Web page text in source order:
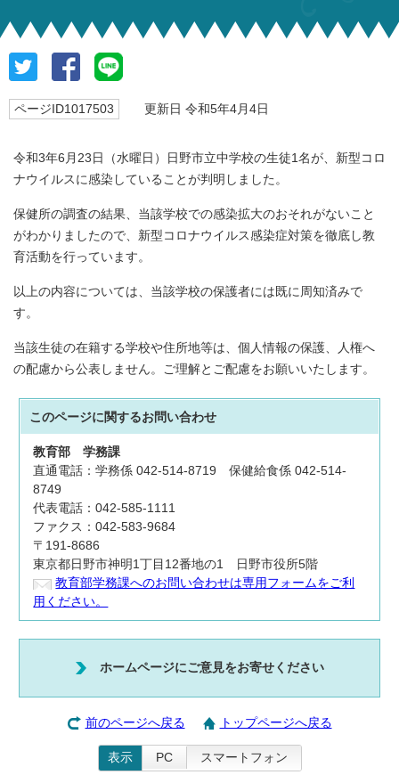
ページID1017503 更新日 令和5年4月4日
令和3年6月23日（水曜日）日野市立中学校の生徒1名が、新型コロ
ナウイルスに感染していることが判明しました。
保健所の調査の結果、当該学校での感染拡大のおそれがないこと
がわかりましたので、新型コロナウイルス感染症対策を徹底し教
育活動を行っています。
以上の内容については、当該学校の保護者には既に周知済みで
す。
当該生徒の在籍する学校や住所地等は、個人情報の保護、人権へ
の配慮から公表しません。ご理解とご配慮をお願いいたします。
このページに関するお問い合わせ
教育部学務課
直通電話：学務係 042-514-8719 保健給食係 042-514-
8749
代表電話：042-585-1111
ファクス：042-583-9684
〒191-8686
東京都日野市神明1丁目12番地の1 日野市役所5階
教育部学務課へのお問い合わせは専用フォームをご利
用ください。
ホームページにご意見をお寄せください
前のページへ戻る トップページへ戻る
表示 PC スマートフォン